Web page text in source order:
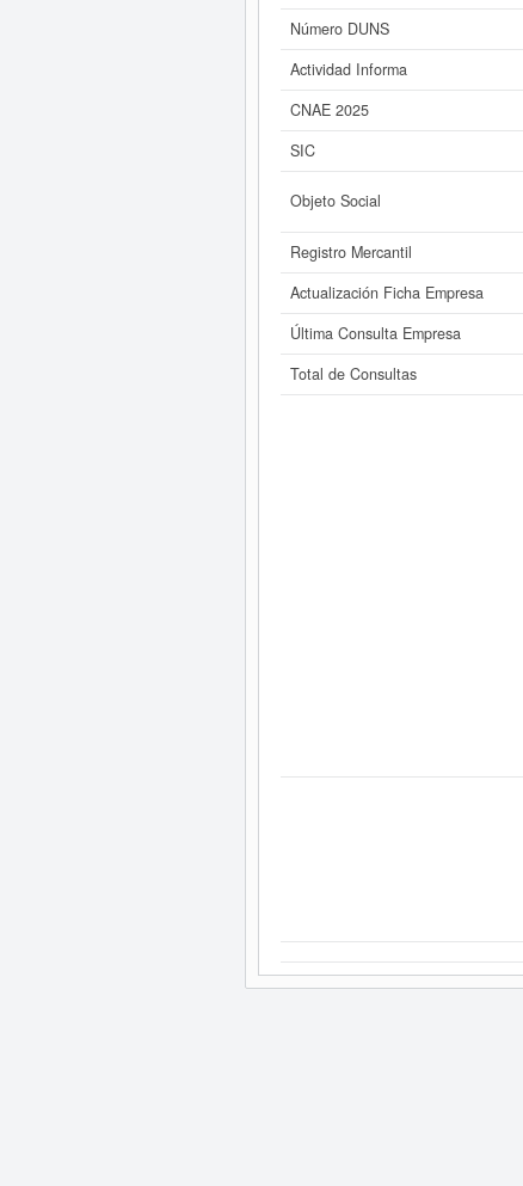
Número DUNS
Actividad Informa
CNAE 2025
SIC
Objeto Social
Registro Mercantil
Actualización Ficha Empresa
Última Consulta Empresa
Total de Consultas